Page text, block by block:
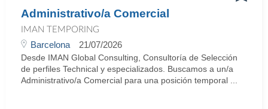
Administrativo/a Comercial
IMAN TEMPORING
Barcelona 21/07/2026
Desde IMAN Global Consulting, Consultoría de Selección
de perfiles Technical y especializados. Buscamos a un/a
Administrativo/a Comercial para una posición temporal ...